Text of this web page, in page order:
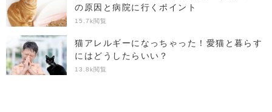
の原因と病院に行くポイント
15.7k閲覧
猫アレルギーになっちゃった！愛猫と暮らす
にはどうしたらいい？
13.8k閲覧